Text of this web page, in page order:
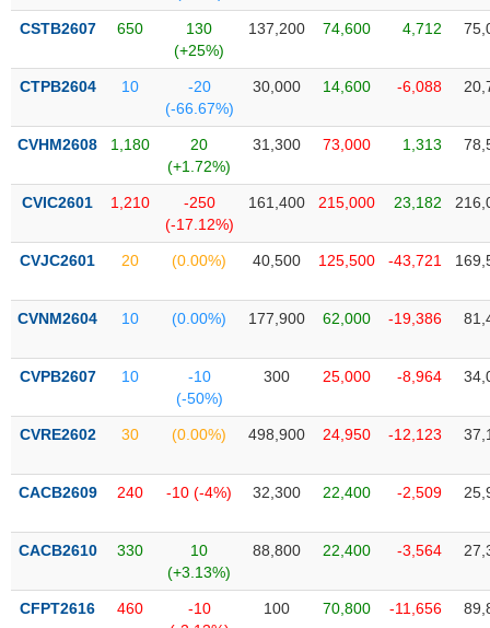
Tin
Tâm
thị
trường
CSTB2607 650
130
(+25%)
137,200 74,600 4,712
CTPB2604 10
-20
(-66.67%)
30,000 14,600 -6,088
CVHM2608 1,180
20
(+1.72%)
31,300 73,000 1,313
CVIC2601 1,210
-250
(-17.12%)
161,400 215,000 23,182
CVJC2601 20 (0.00%) 40,500 125,500 -43,721
CVNM2604 10 (0.00%) 177,900 62,000 -19,386
CVPB2607 10
-10
(-50%)
300 25,000 -8,964
CVRE2602 30 (0.00%) 498,900 24,950 -12,123
CACB2609 240 -10 (-4%) 32,300 22,400 -2,509
CACB2610 330
10
(+3.13%)
88,800 22,400 -3,564
CFPT2616 460
-10
100 70,800 -11,656
CÔNG
DÙNG
THIẾT
YẾU
TIÊU
THIẾT
YẾU
CHĂM